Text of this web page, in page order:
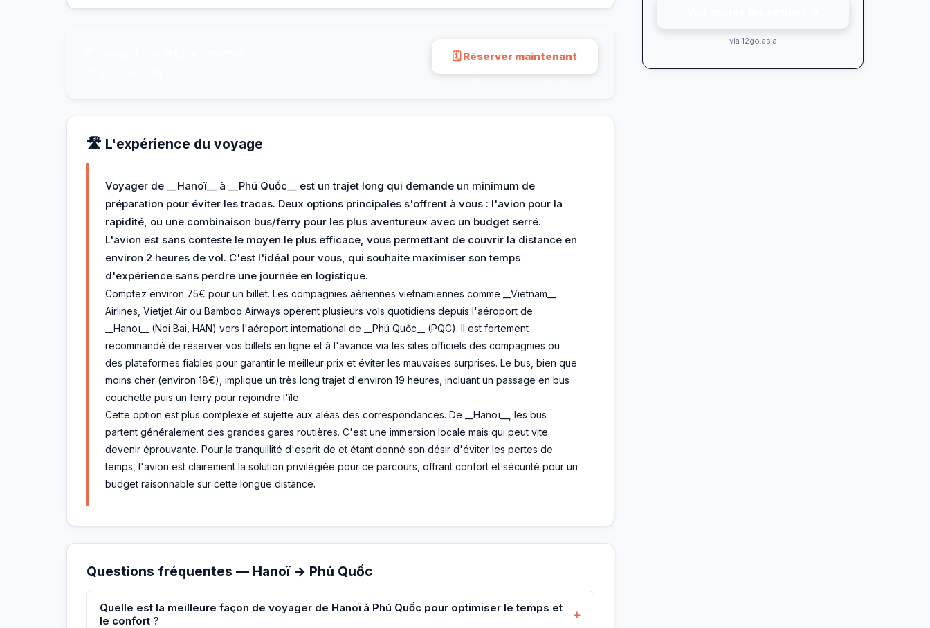
🗓 Réserver maintenant
🛣️ L'expérience du voyage
Voyager de __Hanoï__ à __Phú Quốc__ est un trajet long qui demande un minimum de
préparation pour éviter les tracas. Deux options principales s'offrent à vous : l'avion pour la
rapidité, ou une combinaison bus/ferry pour les plus aventureux avec un budget serré.
L'avion est sans conteste le moyen le plus efficace, vous permettant de couvrir la distance en
environ 2 heures de vol. C'est l'idéal pour vous, qui souhaite maximiser son temps
d'expérience sans perdre une journée en logistique.
Comptez environ 75€ pour un billet. Les compagnies aériennes vietnamiennes comme __Vietnam__
Airlines, Vietjet Air ou Bamboo Airways opèrent plusieurs vols quotidiens depuis l'aéroport de
__Hanoï__ (Noi Bai, HAN) vers l'aéroport international de __Phú Quốc__ (PQC). Il est fortement
recommandé de réserver vos billets en ligne et à l'avance via les sites officiels des compagnies ou
des plateformes fiables pour garantir le meilleur prix et éviter les mauvaises surprises. Le bus, bien que
moins cher (environ 18€), implique un très long trajet d'environ 19 heures, incluant un passage en bus
couchette puis un ferry pour rejoindre l'île.
Cette option est plus complexe et sujette aux aléas des correspondances. De __Hanoï__, les bus
partent généralement des grandes gares routières. C'est une immersion locale mais qui peut vite
devenir éprouvante. Pour la tranquillité d'esprit de et étant donné son désir d'éviter les pertes de
temps, l'avion est clairement la solution privilégiée pour ce parcours, offrant confort et sécurité pour un
budget raisonnable sur cette longue distance.
Questions fréquentes — Hanoï → Phú Quốc
Quelle est la meilleure façon de voyager de Hanoï à Phú Quốc pour optimiser le temps et
le confort ?
+
via 12go.asia